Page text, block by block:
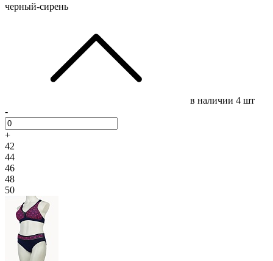
черный-сирень
в наличии 4 шт
-
+
42
44
46
48
50